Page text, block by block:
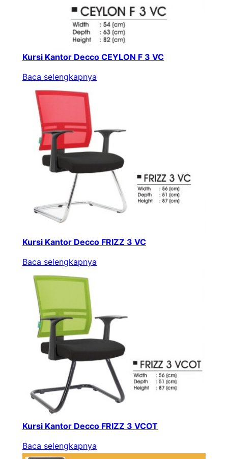
Kursi Kantor Decco CEYLON F 3 VC
Baca selengkapnya
Kursi Kantor Decco FRIZZ 3 VC
Baca selengkapnya
Kursi Kantor Decco FRIZZ 3 VCOT
Baca selengkapnya